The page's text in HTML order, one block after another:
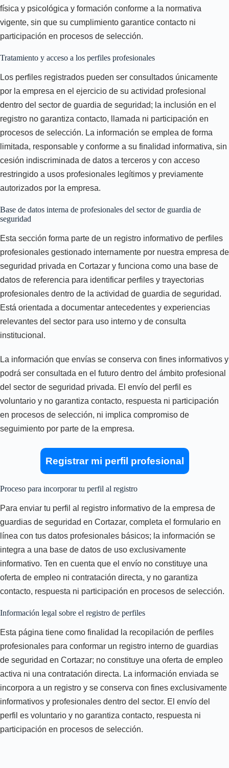
física y psicológica y formación conforme a la normativa
vigente, sin que su cumplimiento garantice contacto ni
participación en procesos de selección.
Tratamiento y acceso a los perfiles profesionales
Los perfiles registrados pueden ser consultados únicamente
por la empresa en el ejercicio de su actividad profesional
dentro del sector de guardia de seguridad; la inclusión en el
registro no garantiza contacto, llamada ni participación en
procesos de selección. La información se emplea de forma
limitada, responsable y conforme a su finalidad informativa, sin
cesión indiscriminada de datos a terceros y con acceso
restringido a usos profesionales legítimos y previamente
autorizados por la empresa.
Base de datos interna de profesionales del sector de guardia de
seguridad
Esta sección forma parte de un registro informativo de perfiles
profesionales gestionado internamente por nuestra empresa de
seguridad privada en Cortazar y funciona como una base de
datos de referencia para identificar perfiles y trayectorias
profesionales dentro de la actividad de guardia de seguridad.
Está orientada a documentar antecedentes y experiencias
relevantes del sector para uso interno y de consulta
institucional.
La información que envías se conserva con fines informativos y
podrá ser consultada en el futuro dentro del ámbito profesional
del sector de seguridad privada. El envío del perfil es
voluntario y no garantiza contacto, respuesta ni participación
en procesos de selección, ni implica compromiso de
seguimiento por parte de la empresa.
Registrar mi perfil profesional
Proceso para incorporar tu perfil al registro
Para enviar tu perfil al registro informativo de la empresa de
guardias de seguridad en Cortazar, completa el formulario en
línea con tus datos profesionales básicos; la información se
integra a una base de datos de uso exclusivamente
informativo. Ten en cuenta que el envío no constituye una
oferta de empleo ni contratación directa, y no garantiza
contacto, respuesta ni participación en procesos de selección.
Información legal sobre el registro de perfiles
Esta página tiene como finalidad la recopilación de perfiles
profesionales para conformar un registro interno de guardias
de seguridad en Cortazar; no constituye una oferta de empleo
activa ni una contratación directa. La información enviada se
incorpora a un registro y se conserva con fines exclusivamente
informativos y profesionales dentro del sector. El envío del
perfil es voluntario y no garantiza contacto, respuesta ni
participación en procesos de selección.